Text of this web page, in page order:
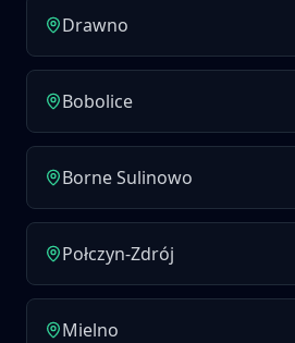
Drawno
Bobolice
Borne Sulinowo
Połczyn-Zdrój
Mielno